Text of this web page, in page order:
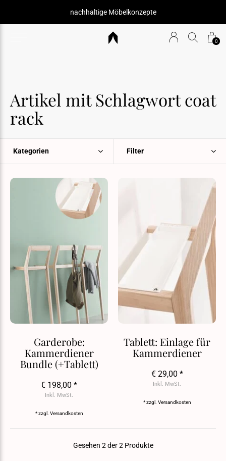
0
nachhaltige Möbelkonzepte
Artikel mit Schlagwort coat
rack
Kategorien Filter
Garderobe:
Kammerdiener
Bundle (+Tablett)
€ 198,00 *
Inkl. MwSt.
* zzgl. Versandkosten
Tablett: Einlage für
Kammerdiener
€ 29,00 *
Inkl. MwSt.
* zzgl. Versandkosten
Gesehen 2 der 2 Produkte